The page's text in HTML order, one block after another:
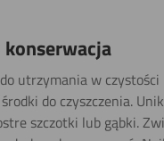
konserwacja
do utrzymania w
do czyszczenia.
szczotki lub gąbki.